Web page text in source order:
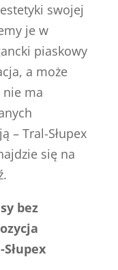
swojej
je w
piaskowy
a może
nie ma
– Tral-Słupex
się na
bez